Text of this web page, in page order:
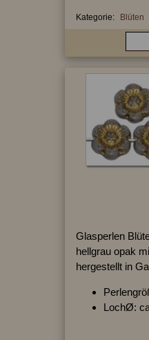
Kategorie: Blüten
Glasperlen
hellgrau opak
hergestellt in
LochØ: